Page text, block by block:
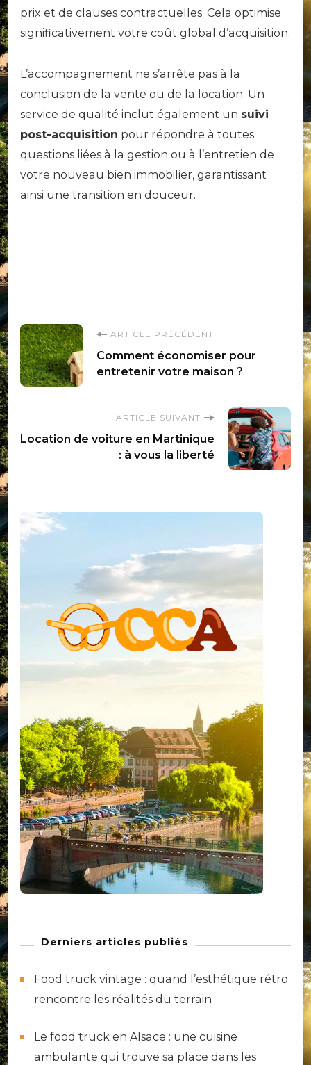
prix et de clauses contractuelles. Cela optimise
significativement votre coût global d’acquisition.
L’accompagnement ne s’arrête pas à la
conclusion de la vente ou de la location. Un
service de qualité inclut également un suivi
post-acquisition pour répondre à toutes
questions liées à la gestion ou à l’entretien de
votre nouveau bien immobilier, garantissant
ainsi une transition en douceur.
Navigation
d'article
ARTICLE PRÉCÉDENT
Comment économiser pour
entretenir votre maison ?
ARTICLE SUIVANT
Location de voiture en Martinique
: à vous la liberté
Derniers articles publiés
Food truck vintage : quand l’esthétique rétro
rencontre les réalités du terrain
Le food truck en Alsace : une cuisine
ambulante qui trouve sa place dans les